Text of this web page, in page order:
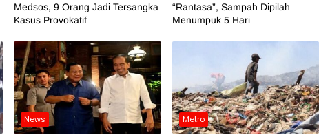
Medsos, 9 Orang Jadi Tersangka
Kasus Provokatif
“Rantasa”, Sampah Dipilah
Menumpuk 5 Hari
News Metro